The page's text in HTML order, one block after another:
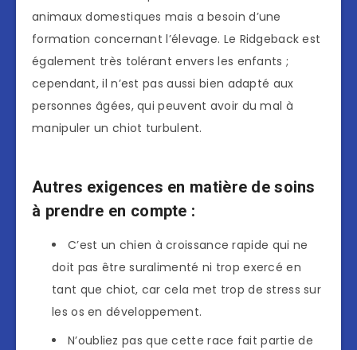
animaux domestiques mais a besoin d’une
formation concernant l’élevage. Le Ridgeback est
également très tolérant envers les enfants ;
cependant, il n’est pas aussi bien adapté aux
personnes âgées, qui peuvent avoir du mal à
manipuler un chiot turbulent.
Autres exigences en matière de soins
à prendre en compte :
C’est un chien à croissance rapide qui ne
doit pas être suralimenté ni trop exercé en
tant que chiot, car cela met trop de stress sur
les os en développement.
N’oubliez pas que cette race fait partie de